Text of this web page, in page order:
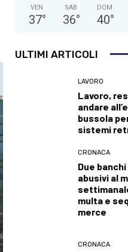
VEN
37°
SAB
36°
DOM
40°
ULTIMI ARTICOLI
LAVORO
Lavoro,
andare
bussola
sistemi
CRONACA
Due
abusivi al
multa e
merce
CRONACA